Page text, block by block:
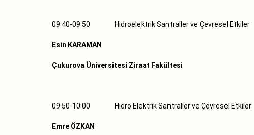
09:40-09:50 Hidroelektrik Santraller ve Çevresel Etkiler
Esin KARAMAN
Çukurova Üniversitesi Ziraat Fakültesi
09:50-10:00 Hidro Elektrik Santraller ve Çevresel Etkiler
Emre ÖZKAN